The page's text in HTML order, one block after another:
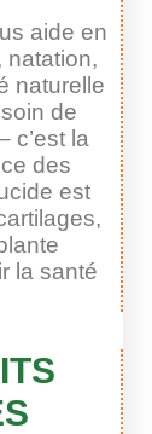
aide en
natation,
naturelle
de
c’est la
des
est
la santé